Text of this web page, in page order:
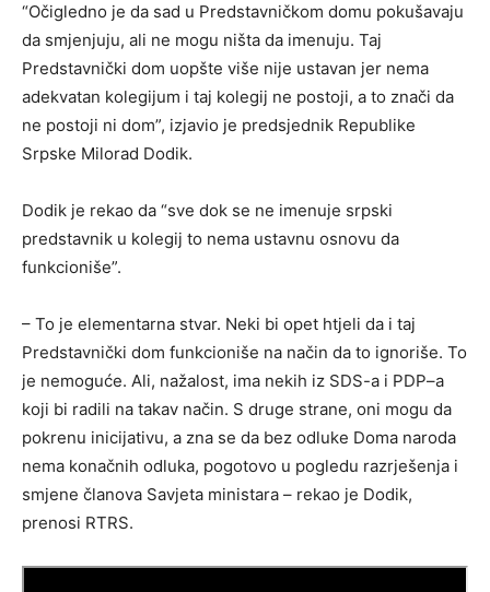
“Očigledno je da sad u Predstavničkom domu pokušavaju
da smjenjuju, ali ne mogu ništa da imenuju. Taj
Predstavnički dom uopšte više nije ustavan jer nema
adekvatan kolegijum i taj kolegij ne postoji, a to znači da
ne postoji ni dom”, izjavio je predsjednik Republike
Srpske Milorad Dodik.
Dodik je rekao da “sve dok se ne imenuje srpski
predstavnik u kolegij to nema ustavnu osnovu da
funkcioniše”.
– To je elementarna stvar. Neki bi opet htjeli da i taj
Predstavnički dom funkcioniše na način da to ignoriše. To
je nemoguće. Ali, nažalost, ima nekih iz SDS-a i PDP–a
koji bi radili na takav način. S druge strane, oni mogu da
pokrenu inicijativu, a zna se da bez odluke Doma naroda
nema konačnih odluka, pogotovo u pogledu razrješenja i
smjene članova Savjeta ministara – rekao je Dodik,
prenosi RTRS.